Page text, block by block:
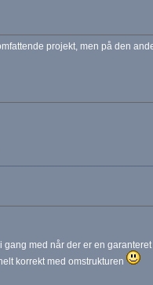
projekt, men på den
med når der er en
korrekt med omstrukturen